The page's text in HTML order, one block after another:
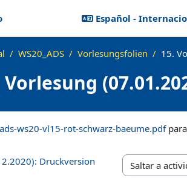
Español -
WS20_ADS Vorlesungsfolien 15.
Vorlesung
ads-ws20-vl15-rot-schwarz-baeume.pdf
Druckversion
Saltar a